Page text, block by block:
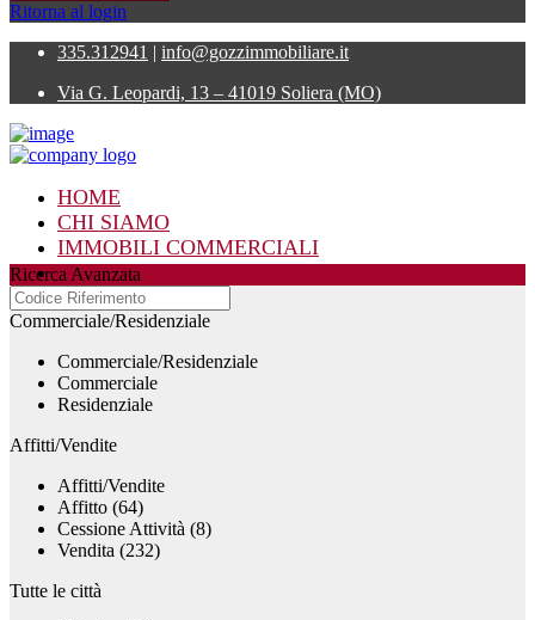
Ritorna al login
335.312941 | info@gozzimmobiliare.it
Via G. Leopardi, 13 – 41019 Soliera (MO)
HOME
CHI SIAMO
IMMOBILI COMMERCIALI
IMMOBILI RESIDENZIALI
CONTATTI
Ricerca Avanzata
Commerciale/Residenziale
Commerciale/Residenziale
Commerciale
Residenziale
Affitti/Vendite
Affitti/Vendite
Affitto (64)
Cessione Attività (8)
Vendita (232)
Tutte le città